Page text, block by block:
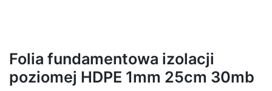
Folia fundamentowa izolacji
poziomej HDPE 1mm 25cm 30mb